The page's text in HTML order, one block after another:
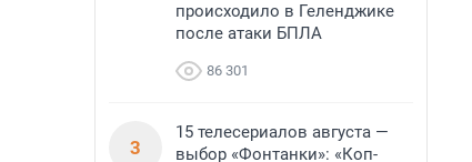
происходило в Геленджике
после атаки БПЛА
86 301
3
15 телесериалов августа —
выбор «Фонтанки»: «Коп-